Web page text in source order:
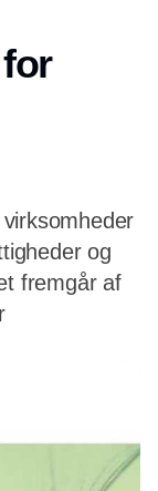
og
fremgår af